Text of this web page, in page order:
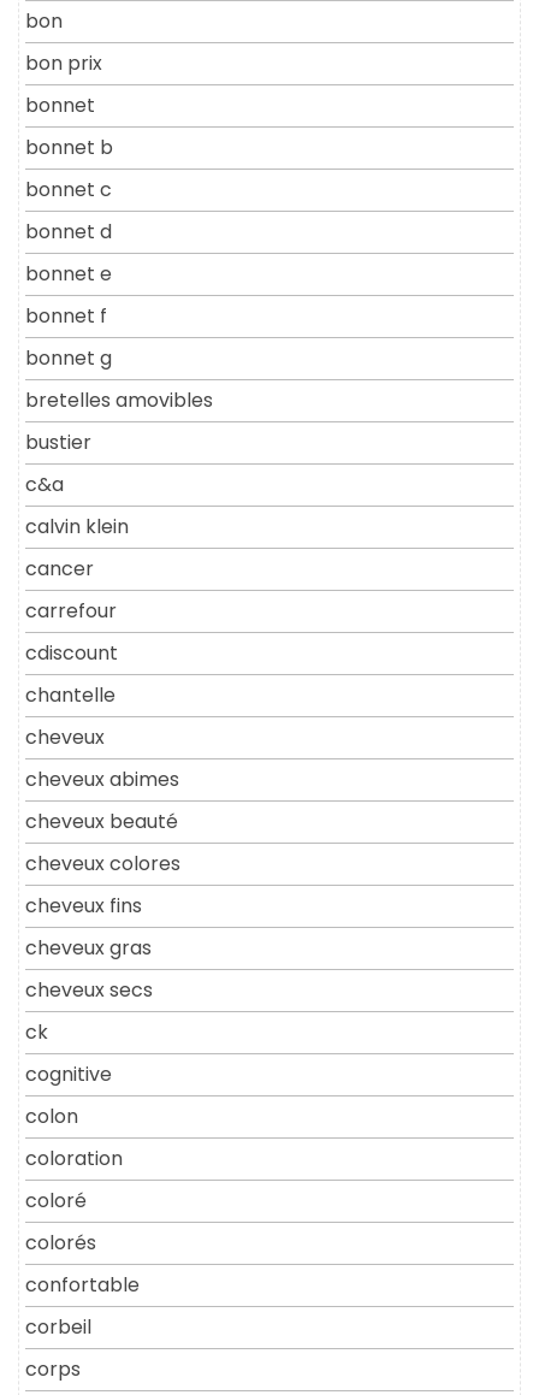
bon
bon prix
bonnet
bonnet b
bonnet c
bonnet d
bonnet e
bonnet f
bonnet g
bretelles amovibles
bustier
c&a
calvin klein
cancer
carrefour
cdiscount
chantelle
cheveux
cheveux abimes
cheveux beauté
cheveux colores
cheveux fins
cheveux gras
cheveux secs
ck
cognitive
colon
coloration
coloré
colorés
confortable
corbeil
corps